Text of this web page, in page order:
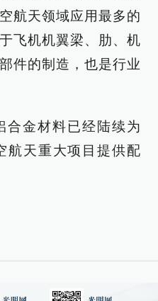
航天领域应用最多的
飞机机翼梁、肋、机
件的制造，也是行业
合金材料已经陆续为
航天重大项目提供配